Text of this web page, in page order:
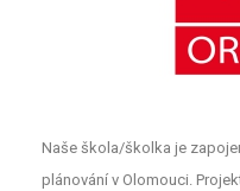
Naše škola/školka je
plánování v Olomouci.